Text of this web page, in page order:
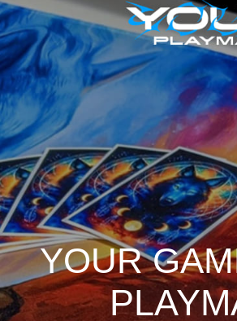
YOUR